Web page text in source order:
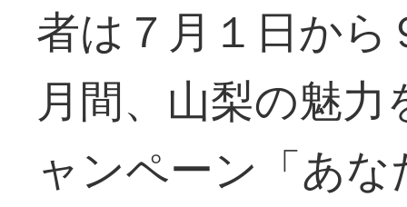
者は７月１日か
月間、山梨の魅
ャンペーン「あ